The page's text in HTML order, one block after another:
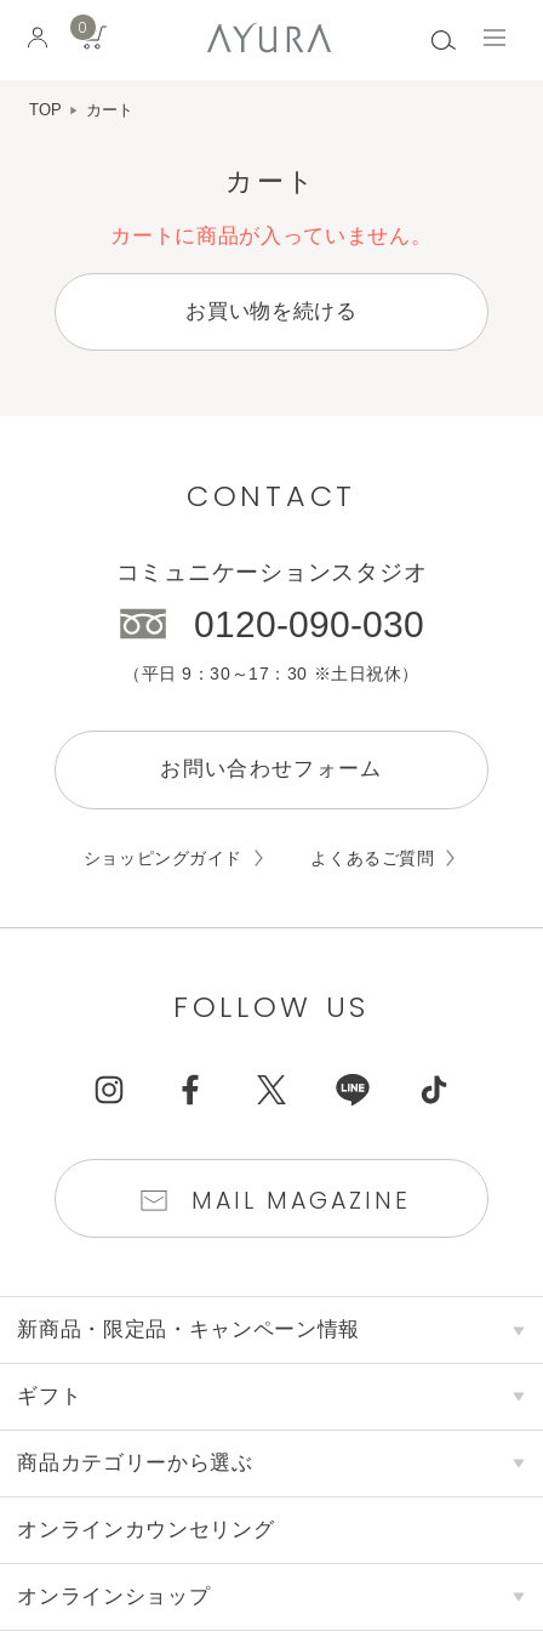
0
TOP カート
カート
カートに商品が入っていません。
お買い物を続ける
CONTACT
コミュニケーションスタジオ
0120-090-030
（平日 9：30～17：30 ※土日祝休）
お問い合わせフォーム
ショッピングガイド よくあるご質問
FOLLOW US
MAIL MAGAZINE
新商品・限定品・キャンペーン情報
ギフト
商品カテゴリーから選ぶ
オンラインカウンセリング
オンラインショップ